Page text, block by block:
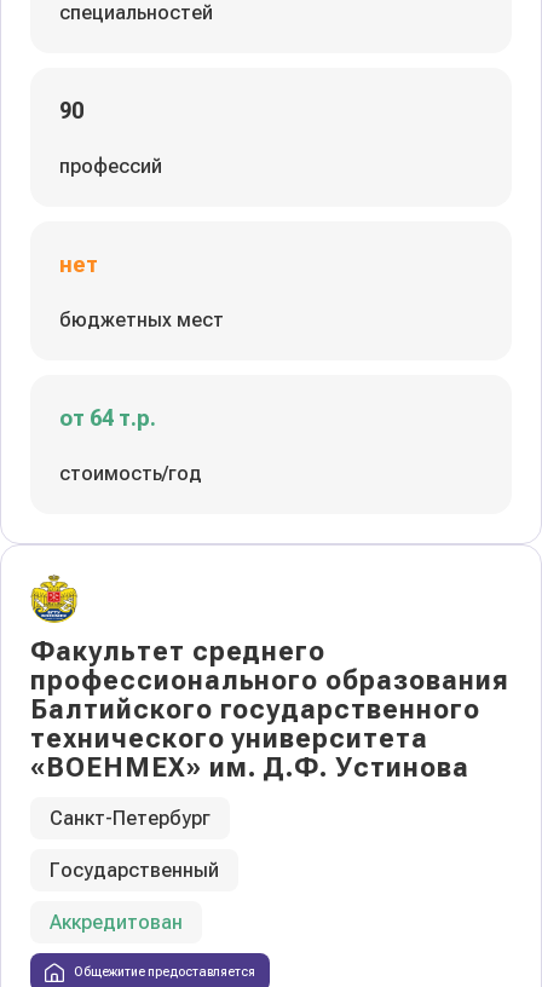
специальностей
90
профессий
нет
бюджетных мест
от 64 т.р.
стоимость/год
Факультет среднего
профессионального образования
Балтийского государственного
технического университета
«ВОЕНМЕХ» им. Д.Ф. Устинова
Санкт-Петербург
Государственный
Аккредитован
Общежитие предоставляется